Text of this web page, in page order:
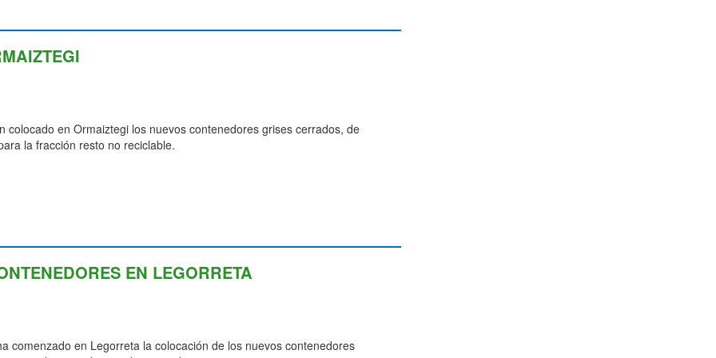
colocado en Ormaiztegi los nuevos contenedores grises cerrados, de
la fracción resto no reciclable.
EN LEGORRETA
comenzado en Legorreta la colocación de los nuevos contenedores